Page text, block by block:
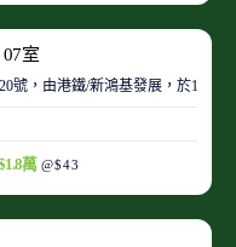
室
號，由港鐵/新鴻基發展，於
萬 @$43